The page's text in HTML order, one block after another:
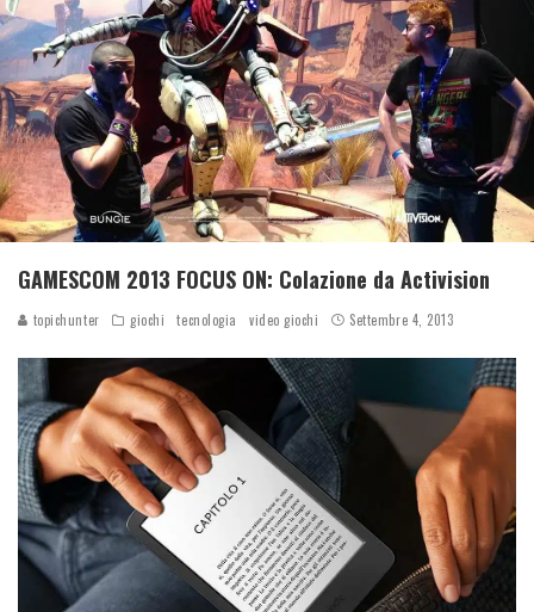
GAMESCOM 2013 FOCUS ON: Colazione da Activision
topichunter giochi tecnologia video giochi Settembre 4, 2013